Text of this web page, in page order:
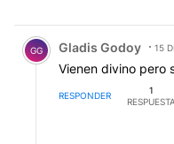
Comentario de Gladis
GG Gladis Godoy 15
Vienen divino pero
RESPONDER
1
RESPUESTA